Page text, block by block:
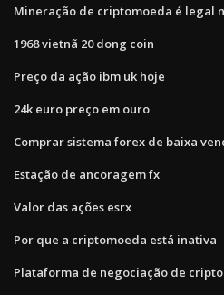
Mineração de criptomoeda é legal
1968 vietnã 20 dong coin
Preço da ação ibm uk hoje
24k euro preço em ouro
Comprar sistema forex de baixa
Estação de ancoragem fx
Valor das ações esrx
Por que a criptomoeda está inativa
Plataforma de negociação de